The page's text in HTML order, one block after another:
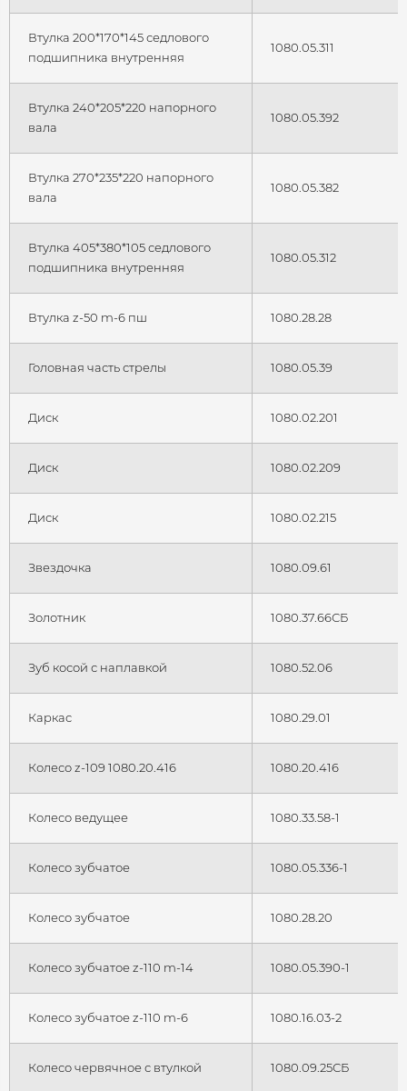
Втулка 200*170*145 седлового
подшипника внутренняя
1080.05.311
Втулка 240*205*220 напорного
вала
1080.05.392
Втулка 270*235*220 напорного
вала
1080.05.382
Втулка 405*380*105 седлового
подшипника внутренняя
1080.05.312
Втулка z-50 m-6 пш 1080.28.28
Головная часть стрелы 1080.05.39
Диск 1080.02.201
Диск 1080.02.209
Диск 1080.02.215
Звездочка 1080.09.61
Золотник 1080.37.66СБ
Зуб косой с наплавкой 1080.52.06
Каркас 1080.29.01
Колесо z-109 1080.20.416 1080.20.416
Колесо ведущее 1080.33.58-1
Колесо зубчатое 1080.05.336-1
Колесо зубчатое 1080.28.20
Колесо зубчатое z-110 m-14 1080.05.390-1
Колесо зубчатое z-110 m-6 1080.16.03-2
Колесо червячное с втулкой 1080.09.25СБ